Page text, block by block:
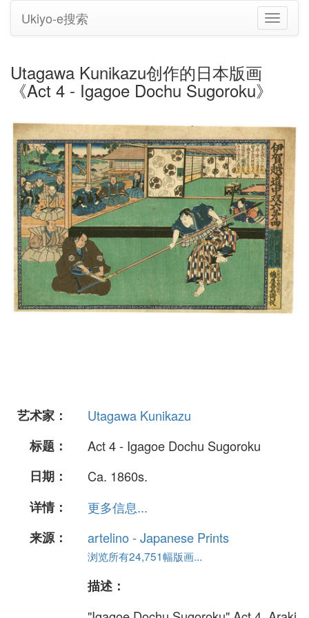
切
换
Ukiyo-e搜索
Utagawa Kunikazu创作的日本版画
《Act 4 - Igagoe Dochu Sugoroku》
艺术家：
Utagawa Kunikazu
标题：
Act 4 - Igagoe Dochu Sugoroku
日期：
Ca. 1860s.
详情：
更多信息...
来源：
artelino - Japanese Prints
浏览所有24,751幅版画...
描述：